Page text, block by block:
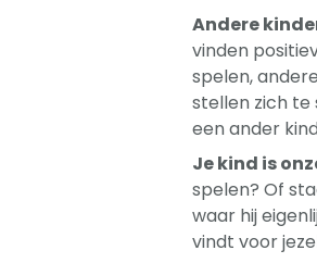
Andere
vinden
spelen,
stellen zich te
een ander
Je kind is
spelen? Of
waar hij
vindt voor